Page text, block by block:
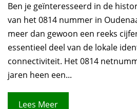
Ben je geïnteresseerd in de
van het 0814 nummer in
meer dan gewoon een reeks
essentieel deel van de lokale
connectiviteit. Het 0814
jaren heen een...
Lees Meer